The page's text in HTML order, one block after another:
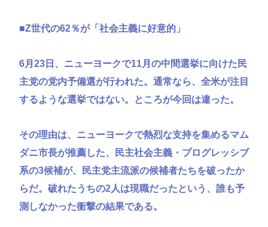
■Z世代の62％が「社会主義に好意的」
6月23日、ニューヨークで11月の中間選挙に向けた民
主党の党内予備選が行われた。通常なら、全米が注目
するような選挙ではない。ところが今回は違った。
その理由は、ニューヨークで熱烈な支持を集めるマム
ダニ市長が推薦した、民主社会主義・プログレッシブ
系の3候補が、民主党主流派の候補者たちを破ったか
らだ。破れたうちの2人は現職だったという、誰も予
測しなかった衝撃の結果である。